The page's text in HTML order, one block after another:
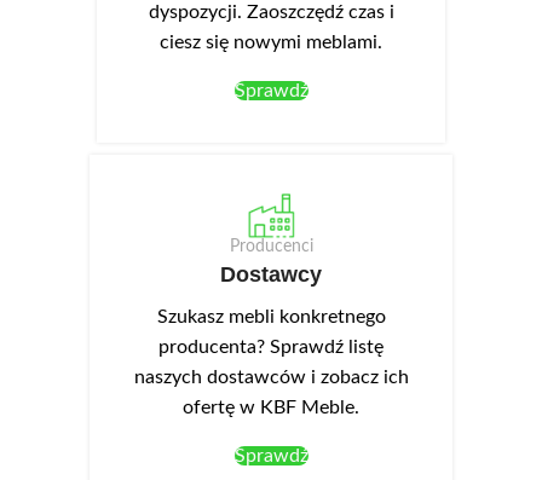
dyspozycji. Zaoszczędź czas i
ciesz się nowymi meblami.
Sprawdź
Producenci
Dostawcy
Szukasz mebli konkretnego
producenta? Sprawdź listę
naszych dostawców i zobacz ich
ofertę w KBF Meble.
Sprawdź